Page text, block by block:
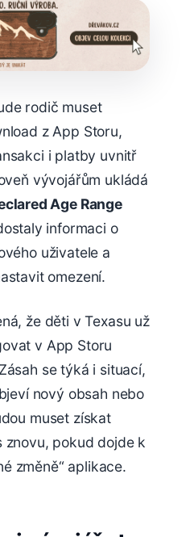
rodič muset
z App Storu,
i platby uvnitř
vývojářům ukládá
Age Range
informaci o
uživatele a
omezení.
že děti v Texasu už
v App Storu
se týká i situací,
nový obsah nebo
muset získat
znovu, pokud dojde k
změně“ aplikace.